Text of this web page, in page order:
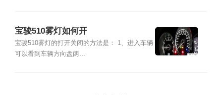
宝骏510雾灯如何开
宝骏510雾灯的打开关闭的方法是： 1、进入车辆
可以看到车辆方向盘两...